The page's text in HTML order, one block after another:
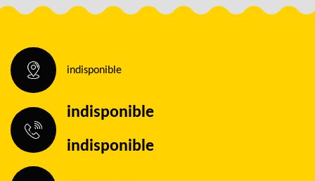
indisponible
indisponible
indisponible